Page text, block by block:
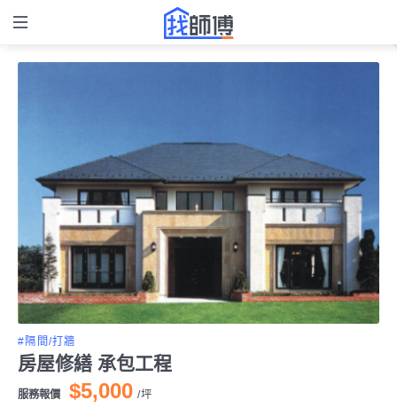
#隔間/打牆
房屋修繕 承包工程
服務報價 $5,000 /坪